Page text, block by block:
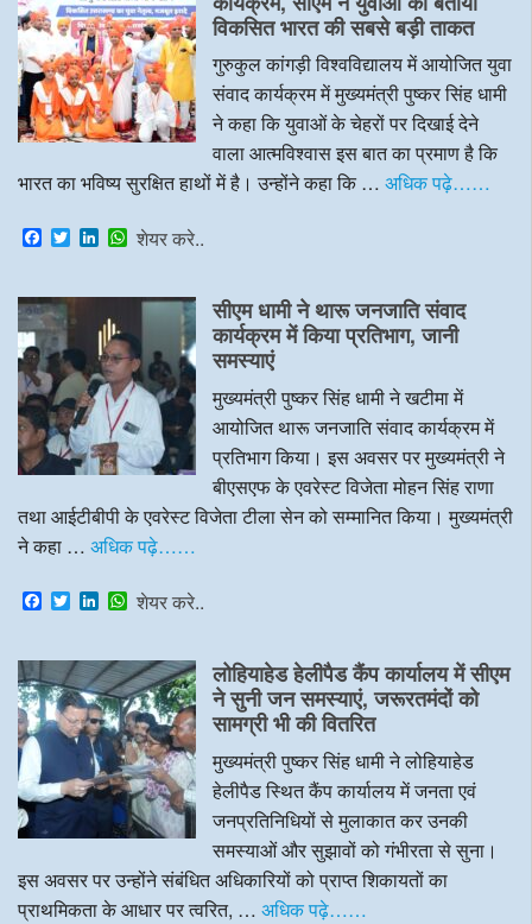
o
k
r I
n
p
p
विकसित भारत की सबसे बड़ी ताकत
गुरुकुल कांगड़ी विश्वविद्यालय में आयोजित युवा
संवाद कार्यक्रम में मुख्यमंत्री पुष्कर सिंह धामी
ने कहा कि युवाओं के चेहरों पर दिखाई देने
वाला आत्मविश्वास इस बात का प्रमाण है कि
भारत का भविष्य सुरक्षित हाथों में है। उन्होंने कहा कि … अधिक पढ़े……
F
a
e
b
o
o
k
T
w
t
e
r
L
k
e
d
I
n
W
t
A
p
p
शेयर करे..
सीएम धामी ने थारू जनजाति संवाद
कार्यक्रम में किया प्रतिभाग, जानी
समस्याएं
मुख्यमंत्री पुष्कर सिंह धामी ने खटीमा में
आयोजित थारू जनजाति संवाद कार्यक्रम में
प्रतिभाग किया। इस अवसर पर मुख्यमंत्री ने
बीएसएफ के एवरेस्ट विजेता मोहन सिंह राणा
तथा आईटीबीपी के एवरेस्ट विजेता टीला सेन को सम्मानित किया। मुख्यमंत्री
ने कहा … अधिक पढ़े……
F
a
e
b
o
o
k
T
w
t
t
e
r
L
k
e
d
I
n
W
t
s
A
p
p
शेयर करे..
लोहियाहेड हेलीपैड कैंप कार्यालय में सीएम
ने सुनी जन समस्याएं, जरूरतमंदों को
सामग्री भी की वितरित
मुख्यमंत्री पुष्कर सिंह धामी ने लोहियाहेड
हेलीपैड स्थित कैंप कार्यालय में जनता एवं
जनप्रतिनिधियों से मुलाकात कर उनकी
समस्याओं और सुझावों को गंभीरता से सुना।
इस अवसर पर उन्होंने संबंधित अधिकारियों को प्राप्त शिकायतों का
प्राथमिकता के आधार पर त्वरित, … अधिक पढ़े……